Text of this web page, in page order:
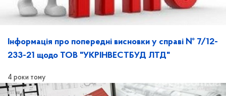
Інформація про попередні висновки у справі № 7/12-
233-21 щодо ТОВ "УКРІНВЕСТБУД ЛТД"
4 роки тому